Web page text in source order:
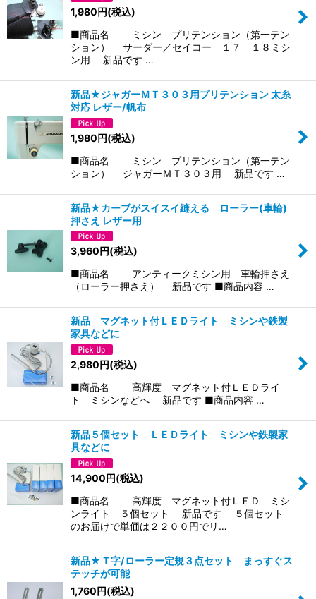
1,980円(税込)
■商品名 ミシン プリテンション（第一テン
ション） サーダー／セイコー １７ １８ミシ
ン用 新品です …
新品★ジャガーＭＴ３０３用プリテンション 太糸
対応 レザー/帆布
1,980円(税込)
■商品名 ミシン プリテンション（第一テン
ション） ジャガーＭＴ３０３用 新品です …
新品★カーブがスイスイ縫える ローラー(車輪)
押さえ レザー用
3,960円(税込)
■商品名 アンティークミシン用 車輪押さえ
（ローラー押さえ） 新品です ■商品内容 …
新品 マグネット付ＬＥＤライト ミシンや鉄製
家具などに
2,980円(税込)
■商品名 高輝度 マグネット付ＬＥＤライ
ト ミシンなどへ 新品です ■商品内容 …
新品５個セット ＬＥＤライト ミシンや鉄製家
具などに
14,900円(税込)
■商品名 高輝度 マグネット付ＬＥＤ ミシ
ンライト ５個セット 新品です ５個セット
のお届けで単価は２２００円でリ…
新品★Ｔ字/ローラー定規３点セット まっすぐス
テッチが可能
1,760円(税込)